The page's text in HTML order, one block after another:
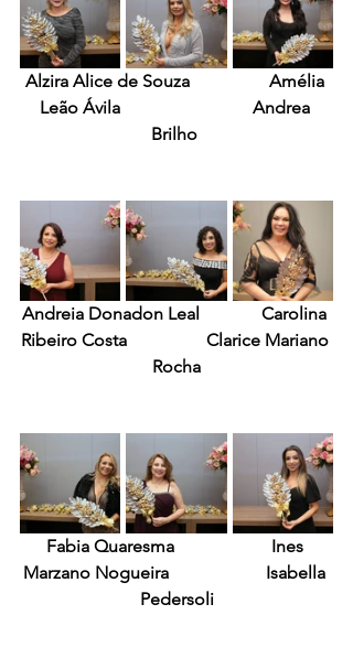
Alzira Alice de Souza                  Amélia
Leão Ávila                              Andrea
Brilho
Andreia Donadon Leal              Carolina
Ribeiro Costa                  Clarice Mariano
Rocha
Fabia Quaresma                      Ines
Marzano Nogueira                      Isabella
Pedersoli